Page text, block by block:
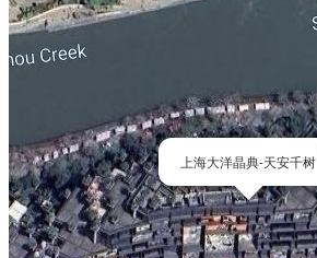
上海大洋晶典-天安千树